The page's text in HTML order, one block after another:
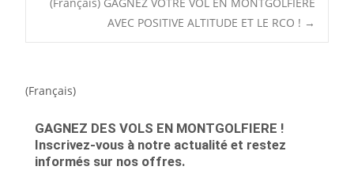
(Français) GAGNEZ VOTRE VOL EN MONTGOLFIERE
AVEC POSITIVE ALTITUDE ET LE RCO ! →
(Français)
GAGNEZ DES VOLS EN MONTGOLFIERE !
Inscrivez-vous à notre actualité et restez
informés sur nos offres.